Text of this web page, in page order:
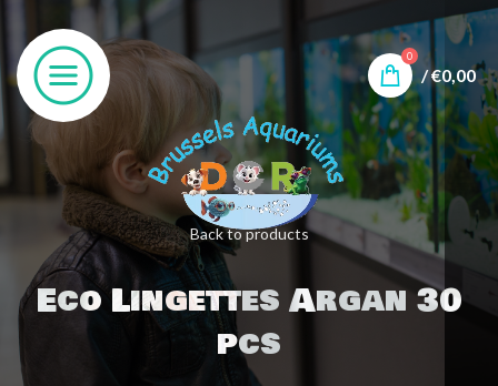
0
/€0,00
Back to products
Eco Lingettes Argan 30
pcs